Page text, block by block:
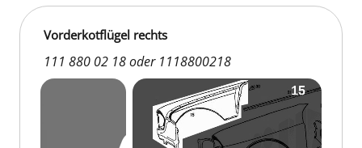
Vorderkotflügel rechts
111 880 02 18 oder 1118800218